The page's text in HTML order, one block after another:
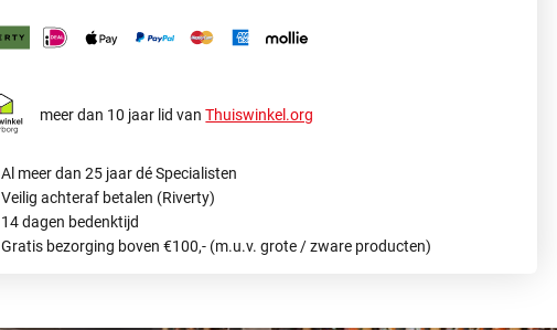
meer dan 10 jaar lid vanThuiswinkel.org
Al meer dan 25 jaar dé Specialisten
Veilig achteraf betalen (Riverty)
14 dagen bedenktijd
Gratis bezorging boven €100,- (m.u.v. grote / zware producten)